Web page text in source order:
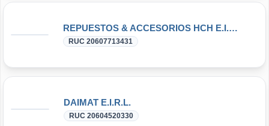
REPUESTOS & ACCESORIOS HCH E.I.R.L.
RUC 20607713431
DAIMAT E.I.R.L.
RUC 20604520330